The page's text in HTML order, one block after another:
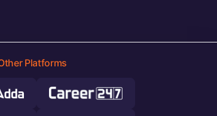
Platforms